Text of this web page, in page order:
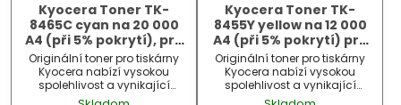
Kyocera Toner TK-
8465C cyan na 20 000
A4 (při 5% pokrytí), pro
TASKalfa MZ3501ci
Originální toner pro tiskárny
Kyocera nabízí vysokou
spolehlivost a vynikající
kvalitu tisku.
Kyocera Toner TK-
8455Y yellow na 12 000
A4 (při 5% pokrytí) pro
TASKalfa MZ2501ci
Originální toner pro tiskárny
Kyocera nabízí vysokou
spolehlivost a vynikající
kvalitu tisku.